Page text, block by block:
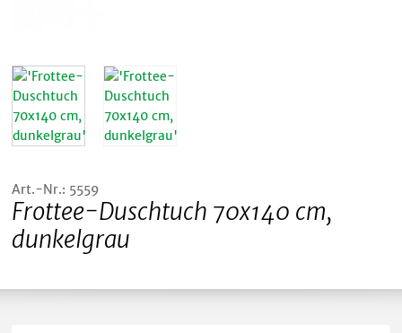
Art.-Nr.: 5559
Frottee-Duschtuch 70x140 cm,
dunkelgrau